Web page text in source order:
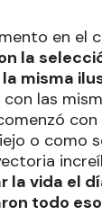
en el
la
misma
con las
con
o como
la vida el
todo